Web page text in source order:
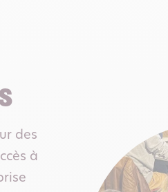
des
à